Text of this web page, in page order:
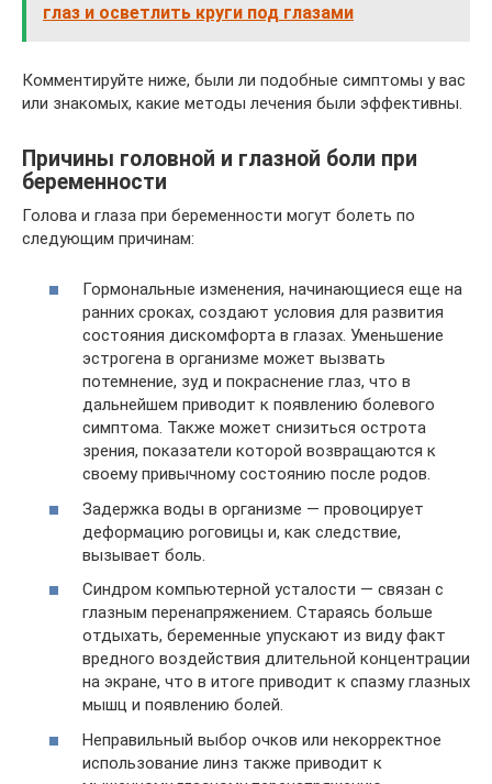
глаз и осветлить круги под глазами
Комментируйте ниже, были ли подобные симптомы у вас
или знакомых, какие методы лечения были эффективны.
Причины головной и глазной боли при
беременности
Голова и глаза при беременности могут болеть по
следующим причинам:
Гормональные изменения, начинающиеся еще на
ранних сроках, создают условия для развития
состояния дискомфорта в глазах. Уменьшение
эстрогена в организме может вызвать
потемнение, зуд и покраснение глаз, что в
дальнейшем приводит к появлению болевого
симптома. Также может снизиться острота
зрения, показатели которой возвращаются к
своему привычному состоянию после родов.
Задержка воды в организме — провоцирует
деформацию роговицы и, как следствие,
вызывает боль.
Синдром компьютерной усталости — связан с
глазным перенапряжением. Стараясь больше
отдыхать, беременные упускают из виду факт
вредного воздействия длительной концентрации
на экране, что в итоге приводит к спазму глазных
мышц и появлению болей.
Неправильный выбор очков или некорректное
использование линз также приводит к